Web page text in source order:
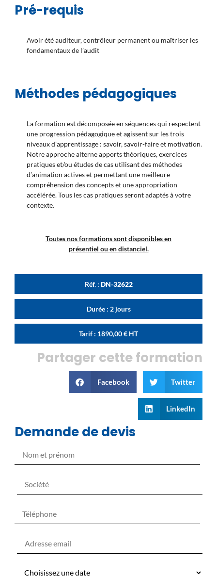
Pré-requis
Avoir été auditeur, contrôleur permanent ou maîtriser les
fondamentaux de l’audit
Méthodes pédagogiques
La formation est décomposée en séquences qui respectent
une progression pédagogique et agissent sur les trois
niveaux d’apprentissage : savoir, savoir-faire et motivation.
Notre approche alterne apports théoriques, exercices
pratiques et/ou études de cas utilisant des méthodes
d’animation actives et permettant une meilleure
compréhension des concepts et une appropriation
accélérée. Tous les cas pratiques seront adaptés à votre
contexte.
Toutes nos formations sont disponibles en
présentiel ou en distanciel.
Réf. : DN-32622
Durée : 2 jours
Tarif : 1890,00€ HT
Partager cette formation
Facebook Twitter
LinkedIn
Demande de devis